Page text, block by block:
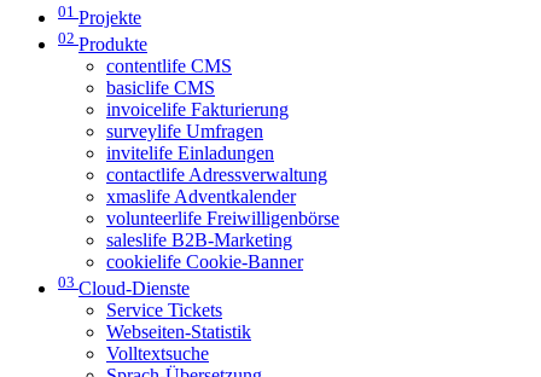
01 Projekte
02 Produkte
contentlife CMS
basiclife CMS
invoicelife Fakturierung
surveylife Umfragen
invitelife Einladungen
contactlife Adressverwaltung
xmaslife Adventkalender
volunteerlife Freiwilligenbörse
saleslife B2B-Marketing
cookielife Cookie-Banner
03 Cloud-Dienste
Service Tickets
Webseiten-Statistik
Volltextsuche